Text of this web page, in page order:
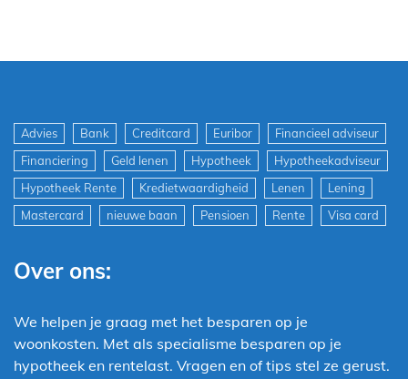
Advies Bank Creditcard Euribor
Financieel adviseur
Financiering
Geld lenen Hypotheek
Hypotheekadviseur
Hypotheek Rente
Kredietwaardigheid Lenen
Lening
Mastercard
nieuwe baan Pensioen Rente Visa card
Over ons:
We helpen je graag met het besparen op je
woonkosten. Met als specialisme besparen op je
hypotheek en rentelast. Vragen en of tips stel ze gerust.